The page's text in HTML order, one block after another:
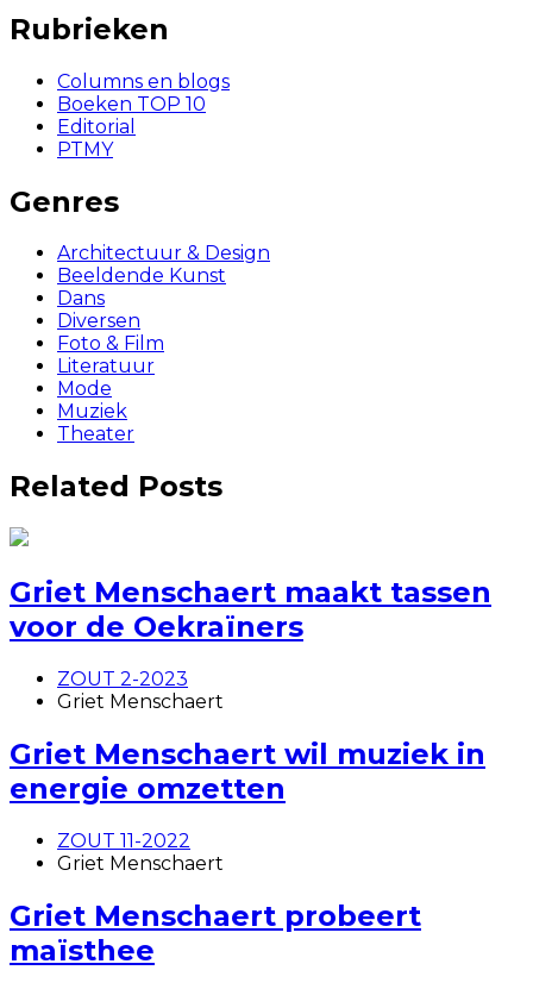
Rubrieken
Columns en blogs
Boeken TOP 10
Editorial
PTMY
Genres
Architectuur & Design
Beeldende Kunst
Dans
Diversen
Foto & Film
Literatuur
Mode
Muziek
Theater
Related Posts
Griet Menschaert maakt tassen
voor de Oekraïners
ZOUT 2-2023
Griet Menschaert
Griet Menschaert wil muziek in
energie omzetten
ZOUT 11-2022
Griet Menschaert
Griet Menschaert probeert
maïsthee